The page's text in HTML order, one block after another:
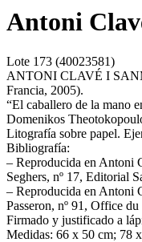
Antoni
Lote 173 (40023581)
ANTONI CLAVÉ I
Francia, 2005).
“El caballero de la mano
Domenikos
Litografía sobre papel.
Bibliografía:
– Reproducida en Antoni
Seghers, nº 17, Editorial
– Reproducida en Antoni
Passeron, nº 91, Office
Firmado y justificado a
Medidas: 66 x 50 cm; 78